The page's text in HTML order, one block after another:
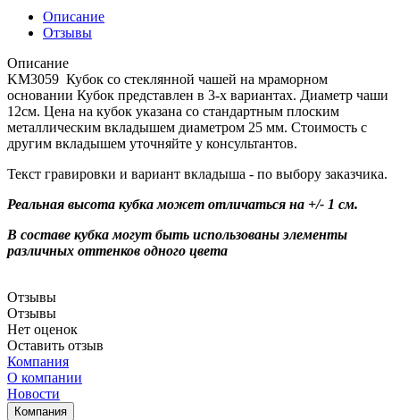
Описание
Отзывы
Описание
KM3059 Кубок со стеклянной чашей на мраморном
основании Кубок представлен в 3-х вариантах. Диаметр чаши
12см. Цена на кубок указана со стандартным плоским
металлическим вкладышем диаметром 25 мм. Стоимость с
другим вкладышем уточняйте у консультантов.
Текст гравировки и вариант вкладыша - по выбору заказчика.
Реальная высота кубка может отличаться на +/- 1 см.
В составе кубка могут быть использованы элементы
различных оттенков одного цвета
Отзывы
Отзывы
Нет оценок
Оставить отзыв
Компания
О компании
Новости
Компания